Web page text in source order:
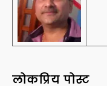
लोकप्रिय पोस्ट